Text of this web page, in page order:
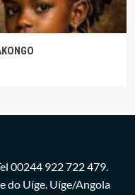
00244 922 722 479.
do Uíge. Uíge/Angola